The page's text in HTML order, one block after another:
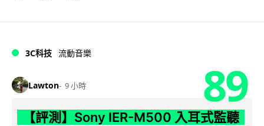
3C科技 流動音樂
Lawton 9 小時 89
【評測】Sony IER-M500 入耳式監聽